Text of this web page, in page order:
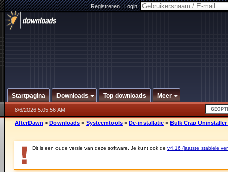
Registreren|Login:
Startpagina Downloads Top downloads Meer
8/6/2026 5:05:56 AM
AfterDawn > Downloads > Systeemtools > De-installatie > Bulk Crap Uninstaller
Dit is een oude versie van deze software. Je kunt ook de v4.16 (laatste stabiele